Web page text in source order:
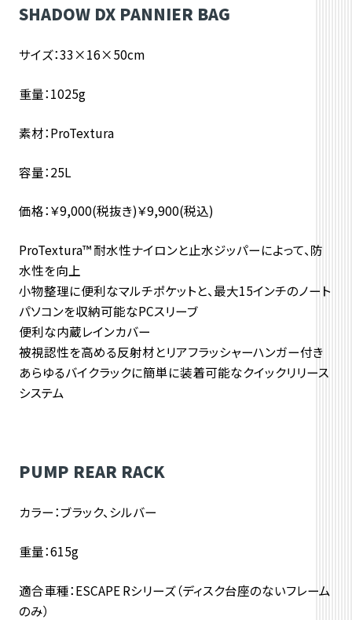
SHADOW DX PANNIER BAG
サイズ：33×16×50cm
重量：1025g
素材：ProTextura
容量：25L
価格：￥9,000(税抜き)￥9,900(税込)
ProTextura™ 耐水性ナイロンと止水ジッパーによって、防
水性を向上
小物整理に便利なマルチポケットと、最大15インチのノート
パソコンを収納可能なPCスリーブ
便利な内蔵レインカバー
被視認性を高める反射材とリアフラッシャーハンガー付き
あらゆるバイクラックに簡単に装着可能なクイックリリース
システム
PUMP REAR RACK
カラー：ブラック、シルバー
重量：615g
適合車種：ESCAPE Rシリーズ（ディスク台座のないフレーム
のみ）